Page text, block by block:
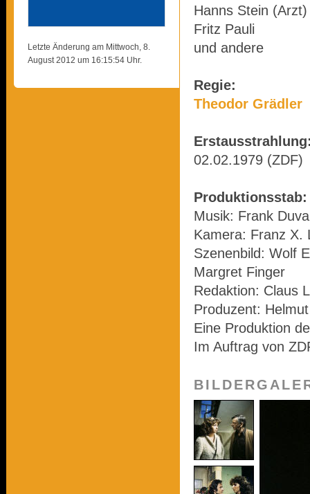
Letzte Änderung am Mittwoch, 8.
August 2012 um 16:15:54 Uhr.
Hanns Stein (Arzt)
Fritz Pauli
und andere
Regie:
Theodor Grädler
02.02.1979 (ZDF)
Produktionsstab:
Musik: Frank
Kamera: Franz X.
Szenenbild: Wolf
Margret Finger
Redaktion: Claus
Produzent:
Eine Produktion
Im Auftrag von